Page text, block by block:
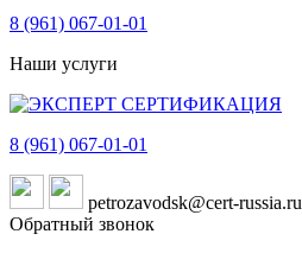
8 (961) 067-01-01
Наши услуги
8 (961) 067-01-01
petrozavodsk@cert-russia.ru
Обратный звонок